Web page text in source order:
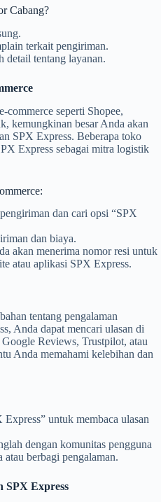
Cabang?
terkait pengiriman.
detail tentang layanan.
commerce seperti Shopee,
kemungkinan besar Anda akan
SPX Express. Beberapa toko
Express sebagai mitra logistik
dan cari opsi “SPX
dan biaya.
akan menerima nomor resi untuk
atau aplikasi SPX Express.
tentang pengalaman
Anda dapat mencari ulasan di
Reviews, Trustpilot, atau
Anda memahami kelebihan dan
untuk membaca ulasan
dengan komunitas pengguna
berbagi pengalaman.
SPX Express